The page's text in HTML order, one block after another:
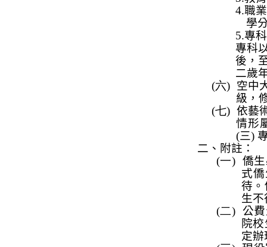
4.職
學
5.專
專科
後，
二歲
(六) 空中
級，
(七) 依藝
情形
(三)
二、附註：
(一) 僑
式僑
待。
生不
(二)
公
院
定